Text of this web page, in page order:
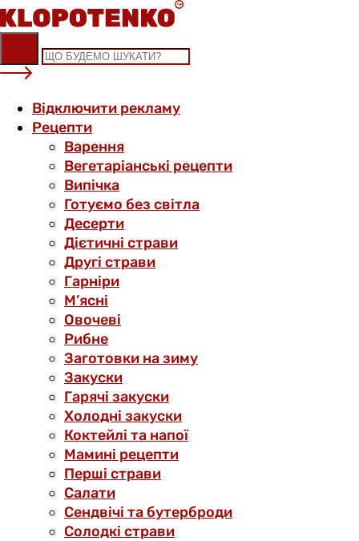
Skip
to
content
Відключити рекламу
Рецепти
Варення
Вегетаріанські рецепти
Випічка
Готуємо без світла
Десерти
Дієтичні страви
Другі страви
Гарніри
М’ясні
Овочеві
Рибне
Заготовки на зиму
Закуски
Гарячі закуски
Холодні закуски
Коктейлі та напої
Мамині рецепти
Перші страви
Салати
Сендвічі та бутерброди
Солодкі страви